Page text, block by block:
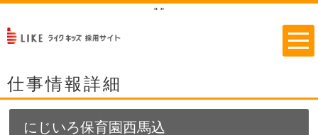
" "
仕事情報詳細
にじいろ保育園西馬込